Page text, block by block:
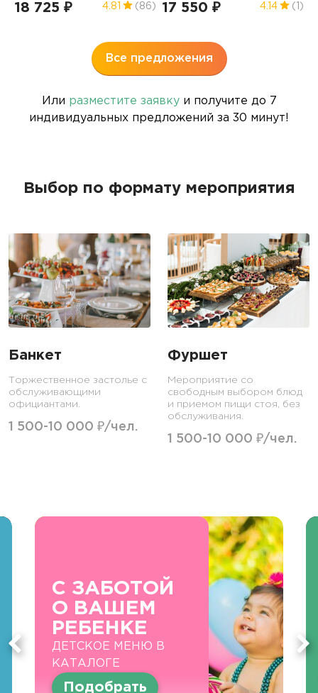
18 725 ₽ 4.81 (86) 17 550 ₽ 4.14 (1)
Все предложения
Или разместите заявкуи получите до 7
индивидуальных предложений за 30 минут!
Выбор по формату мероприятия
Банкет
Торжественное застолье с
обслуживающими
официантами.
1 500-10 000 ₽/чел.
Фуршет
Мероприятие со
свободным выбором блюд
и приемом пищи стоя, без
обслуживания.
1 500-10 000 ₽/чел.
С ЗАБОТОЙ
О ВАШЕМ
РЕБЕНКЕ
ДЕТСКОЕ МЕНЮ В
КАТАЛОГЕ
Подобрать